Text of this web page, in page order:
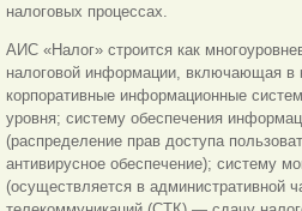
налоговых процессах.
АИС «Налог» строится как
налоговой информации, включающая в
корпоративные информационные
уровня; систему обеспечения
(распределение прав доступа
антивирусное обеспечение); систему
(осуществляется в административной